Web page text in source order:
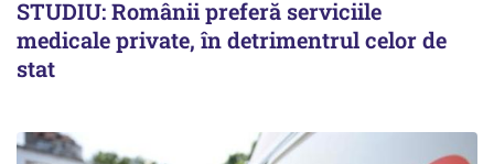
STUDIU: Românii preferă serviciile
medicale private, în detrimentrul celor de
stat